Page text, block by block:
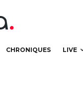
CHRONIQUES LIVE